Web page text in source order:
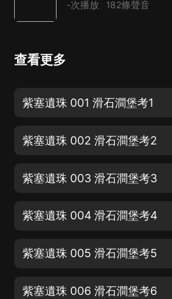
-次播放 182條聲音
查看更多
紫塞遺珠 001 滑石澗堡考1
紫塞遺珠 002 滑石澗堡考2
紫塞遺珠 003 滑石澗堡考3
紫塞遺珠 004 滑石澗堡考4
紫塞遺珠 005 滑石澗堡考5
紫塞遺珠 006 滑石澗堡考6